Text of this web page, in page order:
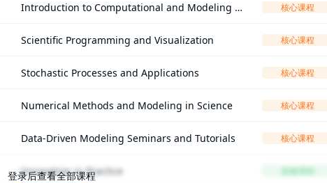
Introduction to Computational and Modeling T
ools
核心课程
Scientific Programming and Visualization 核心课程
Stochastic Processes and Applications 核心课程
Numerical Methods and Modeling in Science 核心课程
Data-Driven Modeling Seminars and Tutorials 核心课程
Innovation in Practice 选修课程
登录后查看全部课程